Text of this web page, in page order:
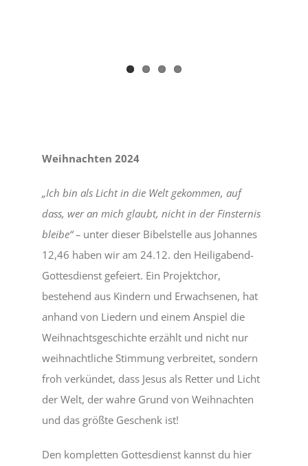
Weihnachten 2024
„Ich bin als Licht in die Welt gekommen, auf
dass, wer an mich glaubt, nicht in der Finsternis
bleibe“ – unter dieser Bibelstelle aus Johannes
12,46 haben wir am 24.12. den Heiligabend-
Gottesdienst gefeiert. Ein Projektchor,
bestehend aus Kindern und Erwachsenen, hat
anhand von Liedern und einem Anspiel die
Weihnachtsgeschichte erzählt und nicht nur
weihnachtliche Stimmung verbreitet, sondern
froh verkündet, dass Jesus als Retter und Licht
der Welt, der wahre Grund von Weihnachten
und das größte Geschenk ist!
Den kompletten Gottesdienst kannst du hier